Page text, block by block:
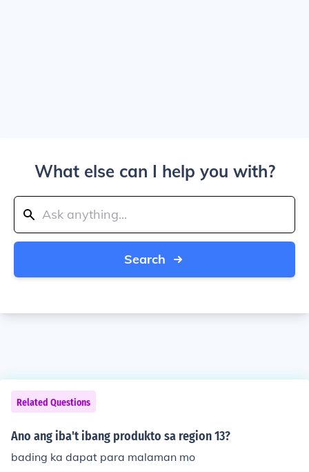
What else can I help you with?
Search
Related Questions
Ano ang iba't ibang produkto sa region 13?
bading ka dapat para malaman mo